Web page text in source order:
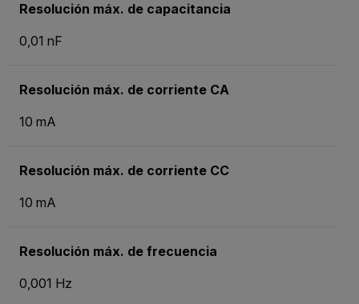
Resolución máx. de capacitancia
0,01 nF
Resolución máx. de corriente CA
10 mA
Resolución máx. de corriente CC
10 mA
Resolución máx. de frecuencia
0,001 Hz